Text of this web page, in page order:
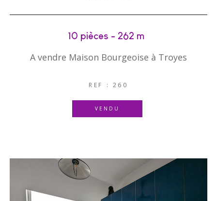
10 pièces - 262 m²
A vendre Maison Bourgeoise à Troyes
REF : 260
VENDU